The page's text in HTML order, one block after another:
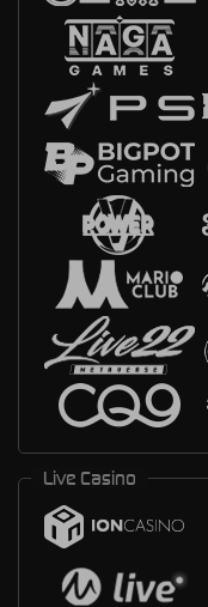
Live Casino